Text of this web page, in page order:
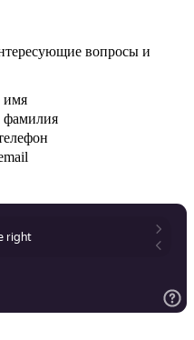
вопросы и
имя